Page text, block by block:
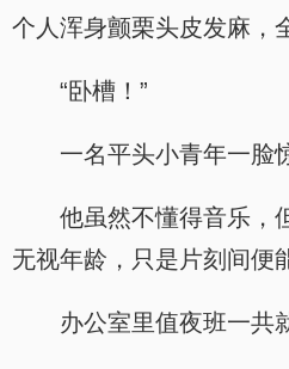
个人浑身颤栗头皮发麻，
“卧槽！”
一名平头小青年一脸
他虽然不懂得音乐，
无视年龄，只是片刻间便
办公室里值夜班一共